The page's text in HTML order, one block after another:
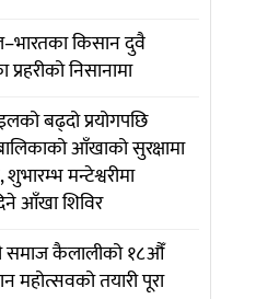
किसान दुवै
निसानामा
बढ्दो प्रयोगपछि
आँखाको सुरक्षामा
शुभारम्भ मन्टेश्वरीमा
आँखा शिविर
समाज कैलालीको १८औँ
महोत्सवको तयारी पूरा